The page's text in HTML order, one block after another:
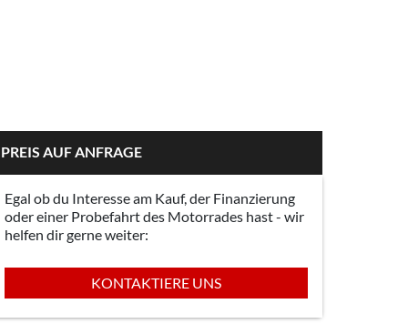
PREIS AUF ANFRAGE
Egal ob du Interesse am Kauf, der Finanzierung
oder einer Probefahrt des Motorrades hast - wir
helfen dir gerne weiter:
KONTAKTIERE UNS